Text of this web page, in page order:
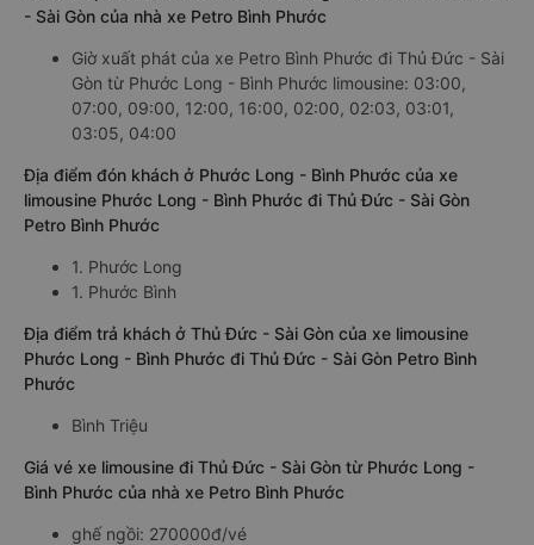
- Sài Gòn của nhà xe Petro Bình Phước
Giờ xuất phát của xe Petro Bình Phước đi Thủ Đức - Sài
Gòn từ Phước Long - Bình Phước limousine: 03:00,
07:00, 09:00, 12:00, 16:00, 02:00, 02:03, 03:01,
03:05, 04:00
Địa điểm đón khách ở Phước Long - Bình Phước của xe
limousine Phước Long - Bình Phước đi Thủ Đức - Sài Gòn
Petro Bình Phước
1. Phước Long
1. Phước Bình
Địa điểm trả khách ở Thủ Đức - Sài Gòn của xe limousine
Phước Long - Bình Phước đi Thủ Đức - Sài Gòn Petro Bình
Phước
Bình Triệu
Giá vé xe limousine đi Thủ Đức - Sài Gòn từ Phước Long -
Bình Phước của nhà xe Petro Bình Phước
ghế ngồi: 270000đ/vé